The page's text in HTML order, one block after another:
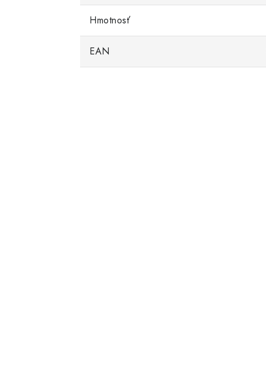
Hmotnosť
EAN